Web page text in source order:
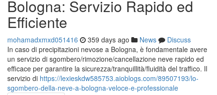
Bologna: Servizio Rapido ed
Efficiente
mohamadxmxd051416 359 days ago News
Discuss
In caso di precipitazioni nevose a Bologna, è fondamentale avere
un servizio di sgombero/rimozione/cancellazione neve rapido ed
efficace per garantire la sicurezza/tranquillità/fluidità del traffico. Il
servizio di https://lexieskdw585753.aioblogs.com/89507193/lo-
sgombero-della-neve-a-bologna-veloce-e-professionale